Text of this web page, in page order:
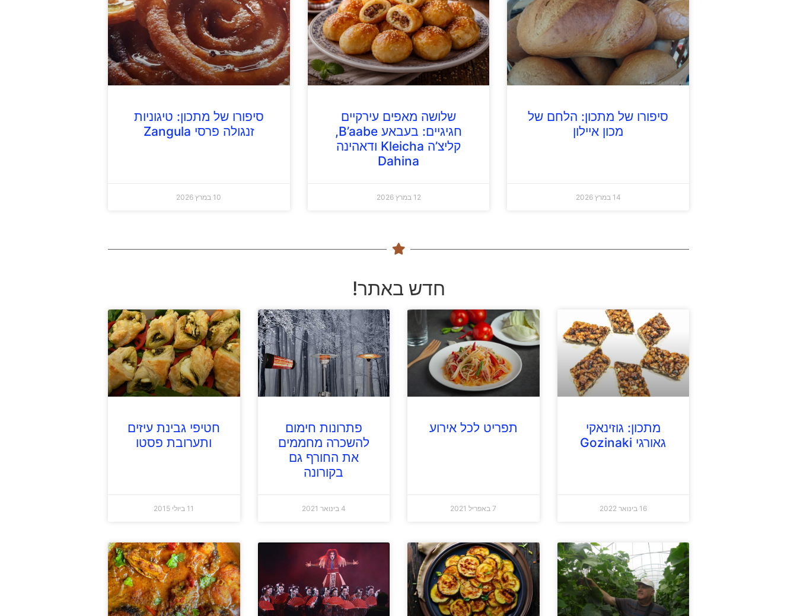
סיפורו של מתכון: הלחם של
מכון איילון
14 במרץ 2026
שלושה מאפים עירקיים
חגיגיים: בעבאע B’aabe,
קליצ’ה Kleicha ודאהינה
Dahina
12 במרץ 2026
סיפורו של מתכון: טיגוניות
זנגולה פרסי Zangula
10 במרץ 2026
חדש באתר!
מתכון: גוזינאקי
גאורגי Gozinaki
16 בינואר 2022
תפריט לכל אירוע
7 באפריל 2021
פתרונות חימום
להשכרה מחממים
את החורף גם
בקורונה
4 בינואר 2021
חטיפי גבינת עיזים
ותערובת פסטו
11 ביולי 2015